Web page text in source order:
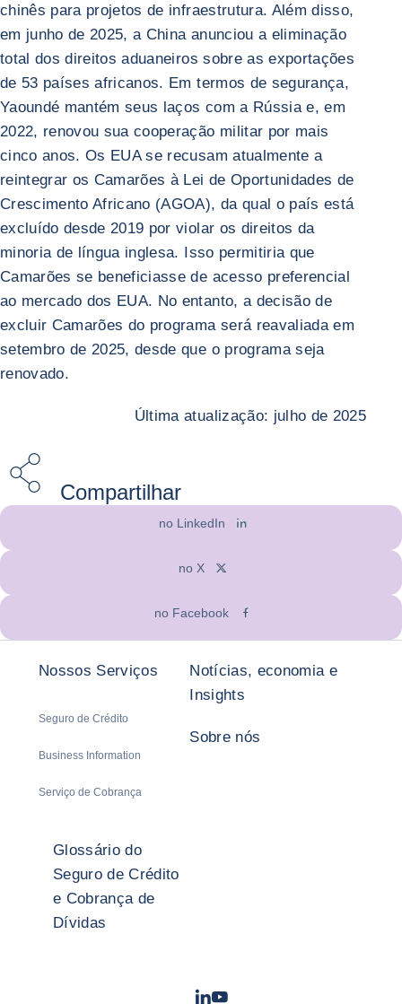
chinês para projetos de infraestrutura. Além disso,
em junho de 2025, a China anunciou a eliminação
total dos direitos aduaneiros sobre as exportações
de 53 países africanos. Em termos de segurança,
Yaoundé mantém seus laços com a Rússia e, em
2022, renovou sua cooperação militar por mais
cinco anos. Os EUA se recusam atualmente a
reintegrar os Camarões à Lei de Oportunidades de
Crescimento Africano (AGOA), da qual o país está
excluído desde 2019 por violar os direitos da
minoria de língua inglesa. Isso permitiria que
Camarões se beneficiasse de acesso preferencial
ao mercado dos EUA. No entanto, a decisão de
excluir Camarões do programa será reavaliada em
setembro de 2025, desde que o programa seja
renovado.
Última atualização: julho de 2025
Compartilhar
no LinkedIn
no X
no Facebook
Nossos Serviços
Seguro de Crédito
Business Information
Serviço de Cobrança
Notícias, economia e
Insights
Sobre nós
Glossário do
Seguro de Crédito
e Cobrança de
Dívidas
LinkedIn
Youtube